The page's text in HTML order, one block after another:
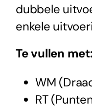
dubbele
enkele
Te vullen met:
WM
RT